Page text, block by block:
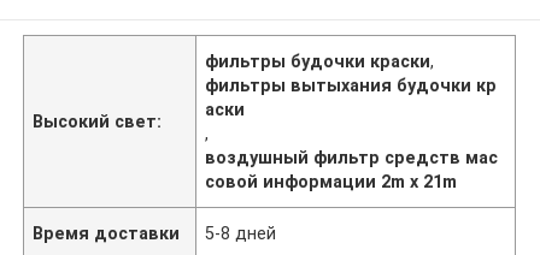
Высокий свет:
фильтры будочки краски,
фильтры вытыхания будочки кр
аски
,
воздушный фильтр средств мас
совой информации 2m x 21m
Время доставки 5-8 дней